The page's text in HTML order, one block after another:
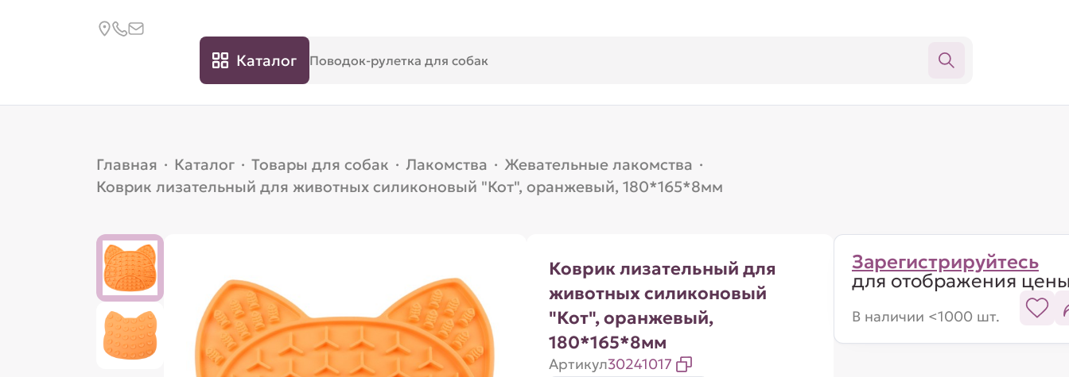
Каталог
Главная · Каталог · Товары для собак · Лакомства · Жевательные лакомства ·
Коврик лизательный для животных силиконовый "Кот", оранжевый, 180*165*8мм
Коврик лизательный для
животных силиконовый
"Кот", оранжевый,
180*165*8мм
Артикул30241017
Зарегистрируйтесь
для отображения
В наличии <1000 шт.